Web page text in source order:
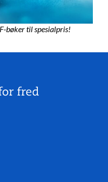
bøker til spesialpris!